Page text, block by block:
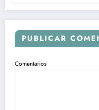
PUBLICAR
Comentarios